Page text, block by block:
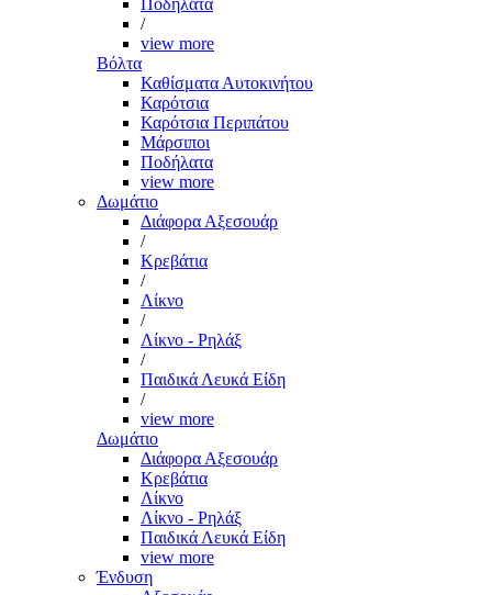
Ποδήλατα
/
view more
Βόλτα
Καθίσματα Αυτοκινήτου
Καρότσια
Καρότσια Περιπάτου
Μάρσιποι
Ποδήλατα
view more
Δωμάτιο
Διάφορα Αξεσουάρ
/
Κρεβάτια
/
Λίκνο
/
Λίκνο - Ρηλάξ
/
Παιδικά Λευκά Είδη
/
view more
Δωμάτιο
Διάφορα Αξεσουάρ
Κρεβάτια
Λίκνο
Λίκνο - Ρηλάξ
Παιδικά Λευκά Είδη
view more
Ένδυση